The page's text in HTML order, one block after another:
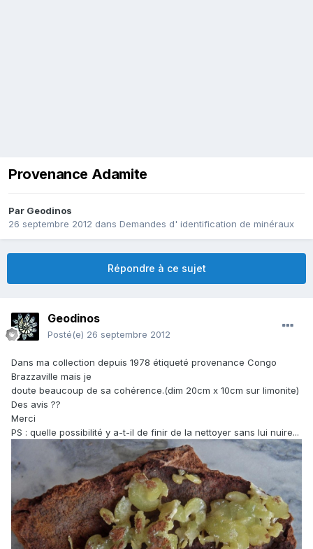
Provenance Adamite
Par Geodinos
26 septembre 2012 dans Demandes d' identification de minéraux
Répondre à ce sujet
Geodinos
Posté(e) 26 septembre 2012
Dans ma collection depuis 1978 étiqueté provenance Congo
Brazzaville mais je
doute beaucoup de sa cohérence.(dim 20cm x 10cm sur limonite)
Des avis ??
Merci
PS : quelle possibilité y a-t-il de finir de la nettoyer sans lui nuire...